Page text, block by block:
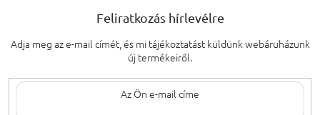
Feliratkozás hírlevélre
Adja meg az e-mail címét, és mi tájékoztatást küldünk webáruházunk
új termékeiről.